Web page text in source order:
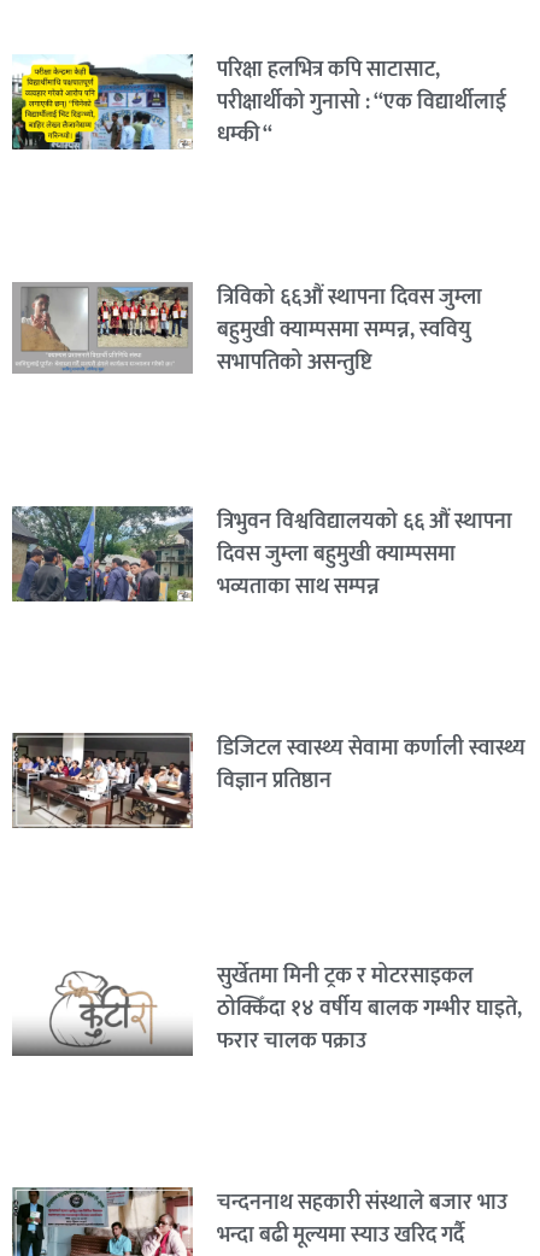
परिक्षा हलभित्र कपि साटासाट,
परीक्षार्थीको गुनासो : “एक विद्यार्थीलाई
धम्की “
त्रिविको ६६औं स्थापना दिवस जुम्ला
बहुमुखी क्याम्पसमा सम्पन्न, स्ववियु
सभापतिको असन्तुष्टि
त्रिभुवन विश्वविद्यालयको ६६ औं स्थापना
दिवस जुम्ला बहुमुखी क्याम्पसमा
भव्यताका साथ सम्पन्न
डिजिटल स्वास्थ्य सेवामा कर्णाली स्वास्थ्य
विज्ञान प्रतिष्ठान
सुर्खेतमा मिनी ट्रक र मोटरसाइकल
ठोक्किँदा १४ वर्षीय बालक गम्भीर घाइते,
फरार चालक पक्राउ
चन्दननाथ सहकारी संस्थाले बजार भाउ
भन्दा बढी मूल्यमा स्याउ खरिद गर्दै